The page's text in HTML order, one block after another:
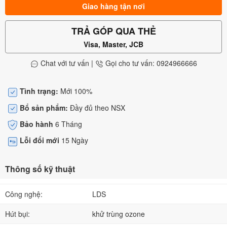
Giao hàng tận nơi
TRẢ GÓP QUA THẺ
Visa, Master, JCB
Chat với tư vấn | Gọi cho tư vấn: 0924966666
Tình trạng: Mới 100%
Bổ sản phẩm: Đầy đủ theo NSX
Bảo hành 6 Tháng
Lỗi đổi mới 15 Ngày
Thông số kỹ thuật
Công nghệ:
LDS
Hút bụi:
khử trùng ozone